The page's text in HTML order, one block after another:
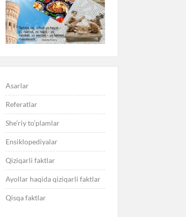
Asarlar
Referatlar
She’riy to’plamlar
Ensiklopediyalar
Qiziqarli faktlar
Ayollar haqida qiziqarli faktlar
Qisqa faktlar